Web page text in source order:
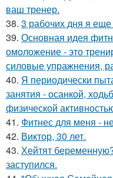
ваш тренер.
38. 3 рабочих дня я еще
39. Основная идея
омоложение - это
силовые упражнения,
40. Я периодически
занятия - осанкой,
физической
41. Фитнес для меня -
42. Виктор, 30 лет.
43. Хейтят
заступился.